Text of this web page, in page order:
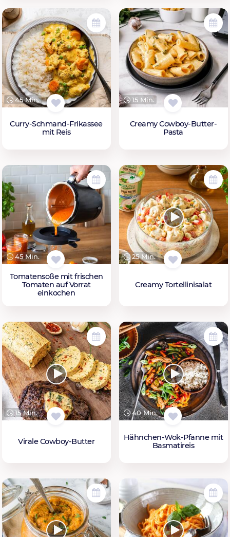
45 Min.
Curry-Schmand-Frikassee
mit Reis
15 Min.
Creamy Cowboy-Butter-
Pasta
45 Min.
Tomatensoße mit frischen
Tomaten auf Vorrat
einkochen
25 Min.
Creamy Tortellinisalat
15 Min.
Virale Cowboy-Butter
40 Min.
Hähnchen-Wok-Pfanne mit
Basmatireis